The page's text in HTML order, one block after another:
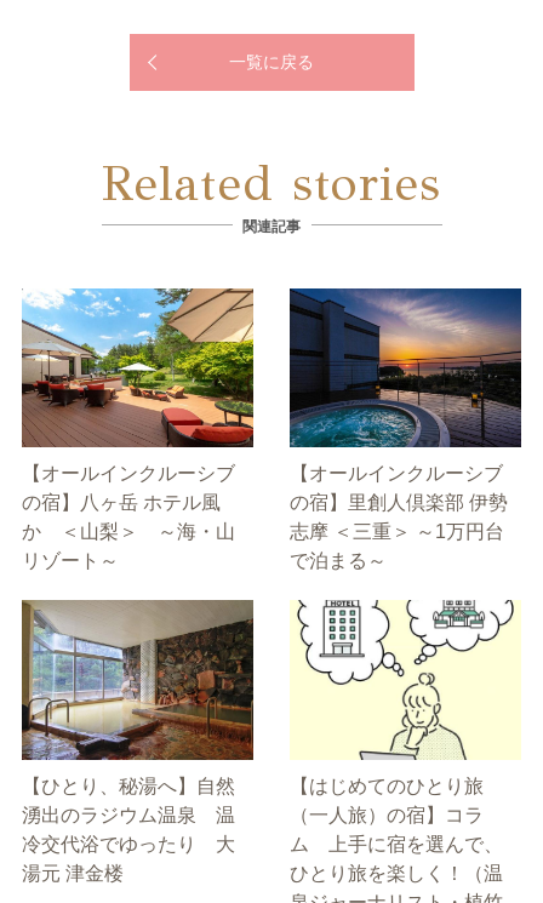
一覧に戻る
Related stories
関連記事
【オールインクルーシブ
の宿】八ヶ岳 ホテル風
か ＜山梨＞ ～海・山
リゾート～
【オールインクルーシブ
の宿】里創人倶楽部 伊勢
志摩 ＜三重＞ ～1万円台
で泊まる～
【ひとり、秘湯へ】自然
湧出のラジウム温泉 温
冷交代浴でゆったり 大
湯元 津金楼
【はじめてのひとり旅
（一人旅）の宿】コラ
ム 上手に宿を選んで、
ひとり旅を楽しく！（温